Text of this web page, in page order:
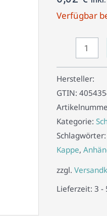
Verfügbar
Hersteller:
GTIN:
Kategorie:
Schlagwörter:
Kappe,
zzgl.
Lieferzeit: 3 -